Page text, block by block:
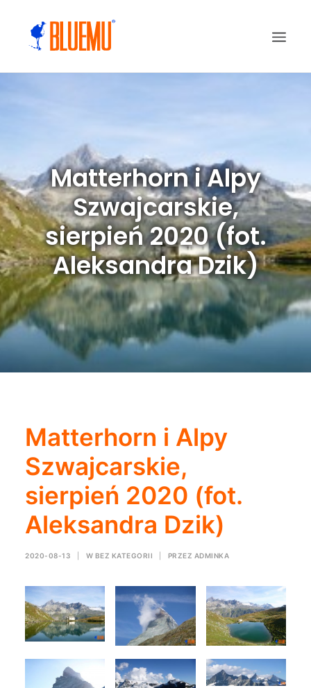
Matterhorn i Alpy
Szwajcarskie,
sierpień 2020 (fot.
Aleksandra Dzik)
Matterhorn i Alpy
Szwajcarskie,
sierpień 2020 (fot.
Aleksandra Dzik)
2020-08-13 W BEZ KATEGORII PRZEZ ADMINKA